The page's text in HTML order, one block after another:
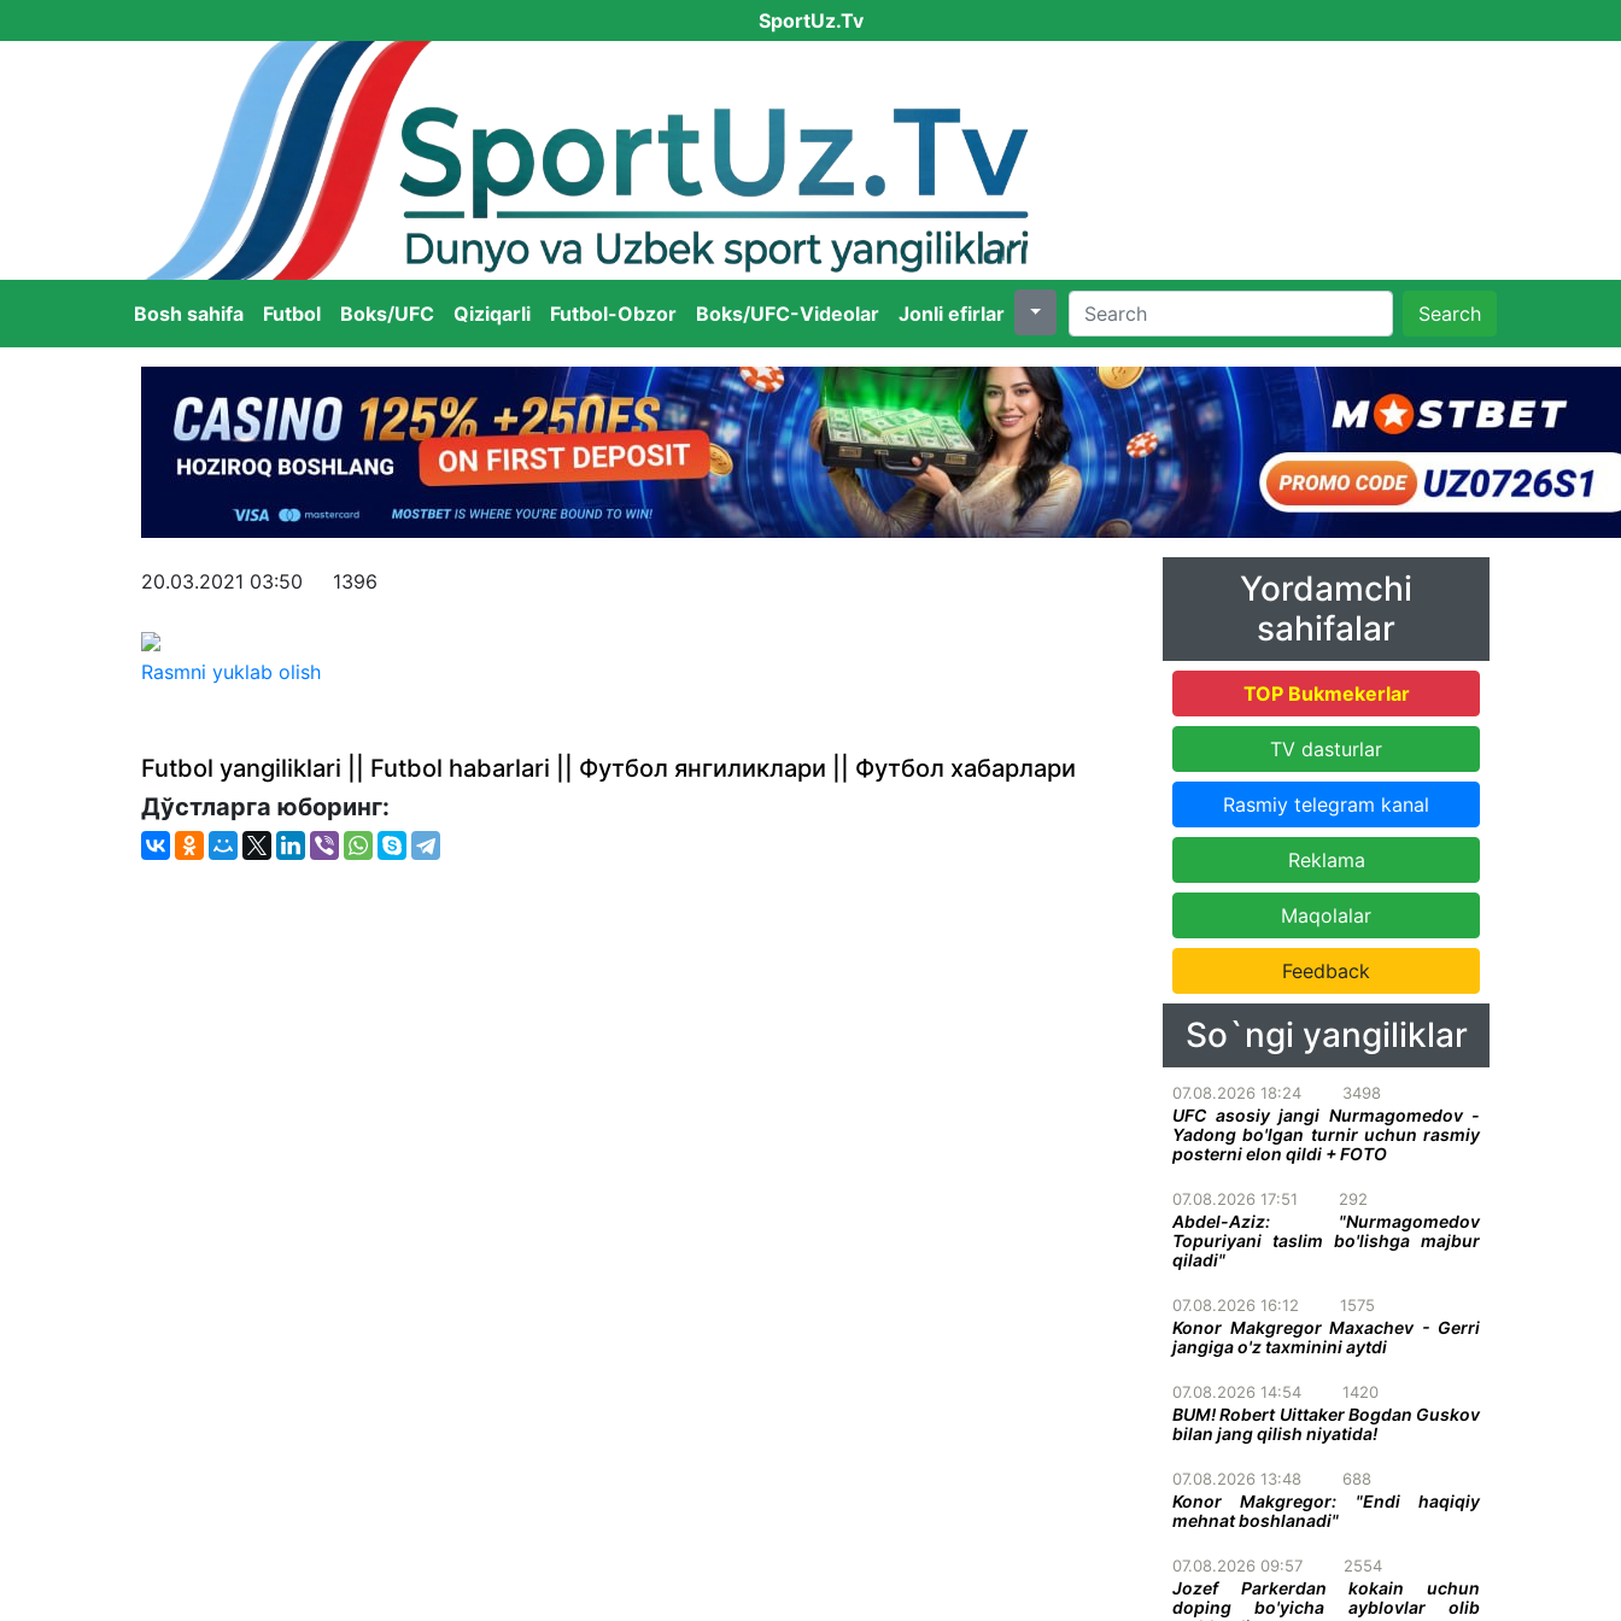
SportUz.Tv
Bosh sahifa Futbol Boks/UFC Qiziqarli Futbol-Obzor Boks/UFC-Videolar Jonli efirlar Search
20.03.2021 03:50 1396
Rasmni yuklab olish
Futbol yangiliklari || Futbol habarlari || Футбол янгиликлари || Футбол хабарлари
Дўстларга юборинг:
Yordamchi
sahifalar
TOP Bukmekerlar
TV dasturlar
Rasmiy telegram kanal
Reklama
Maqolalar
Feedback
So`ngi yangiliklar
07.08.2026 18:24 3498
UFC asosiy jangi Nurmagomedov -
Yadong bo'lgan turnir uchun rasmiy
posterni elon qildi + FOTO
07.08.2026 17:51 292
Abdel-Aziz: "Nurmagomedov
Topuriyani taslim bo'lishga majbur
qiladi"
07.08.2026 16:12 1575
Konor Makgregor Maxachev - Gerri
jangiga o'z taxminini aytdi
07.08.2026 14:54 1420
BUM! Robert Uittaker Bogdan Guskov
bilan jang qilish niyatida!
07.08.2026 13:48 688
Konor Makgregor: "Endi haqiqiy
mehnat boshlanadi"
07.08.2026 09:57 2554
Jozef Parkerdan kokain uchun
doping bo'yicha ayblovlar olib